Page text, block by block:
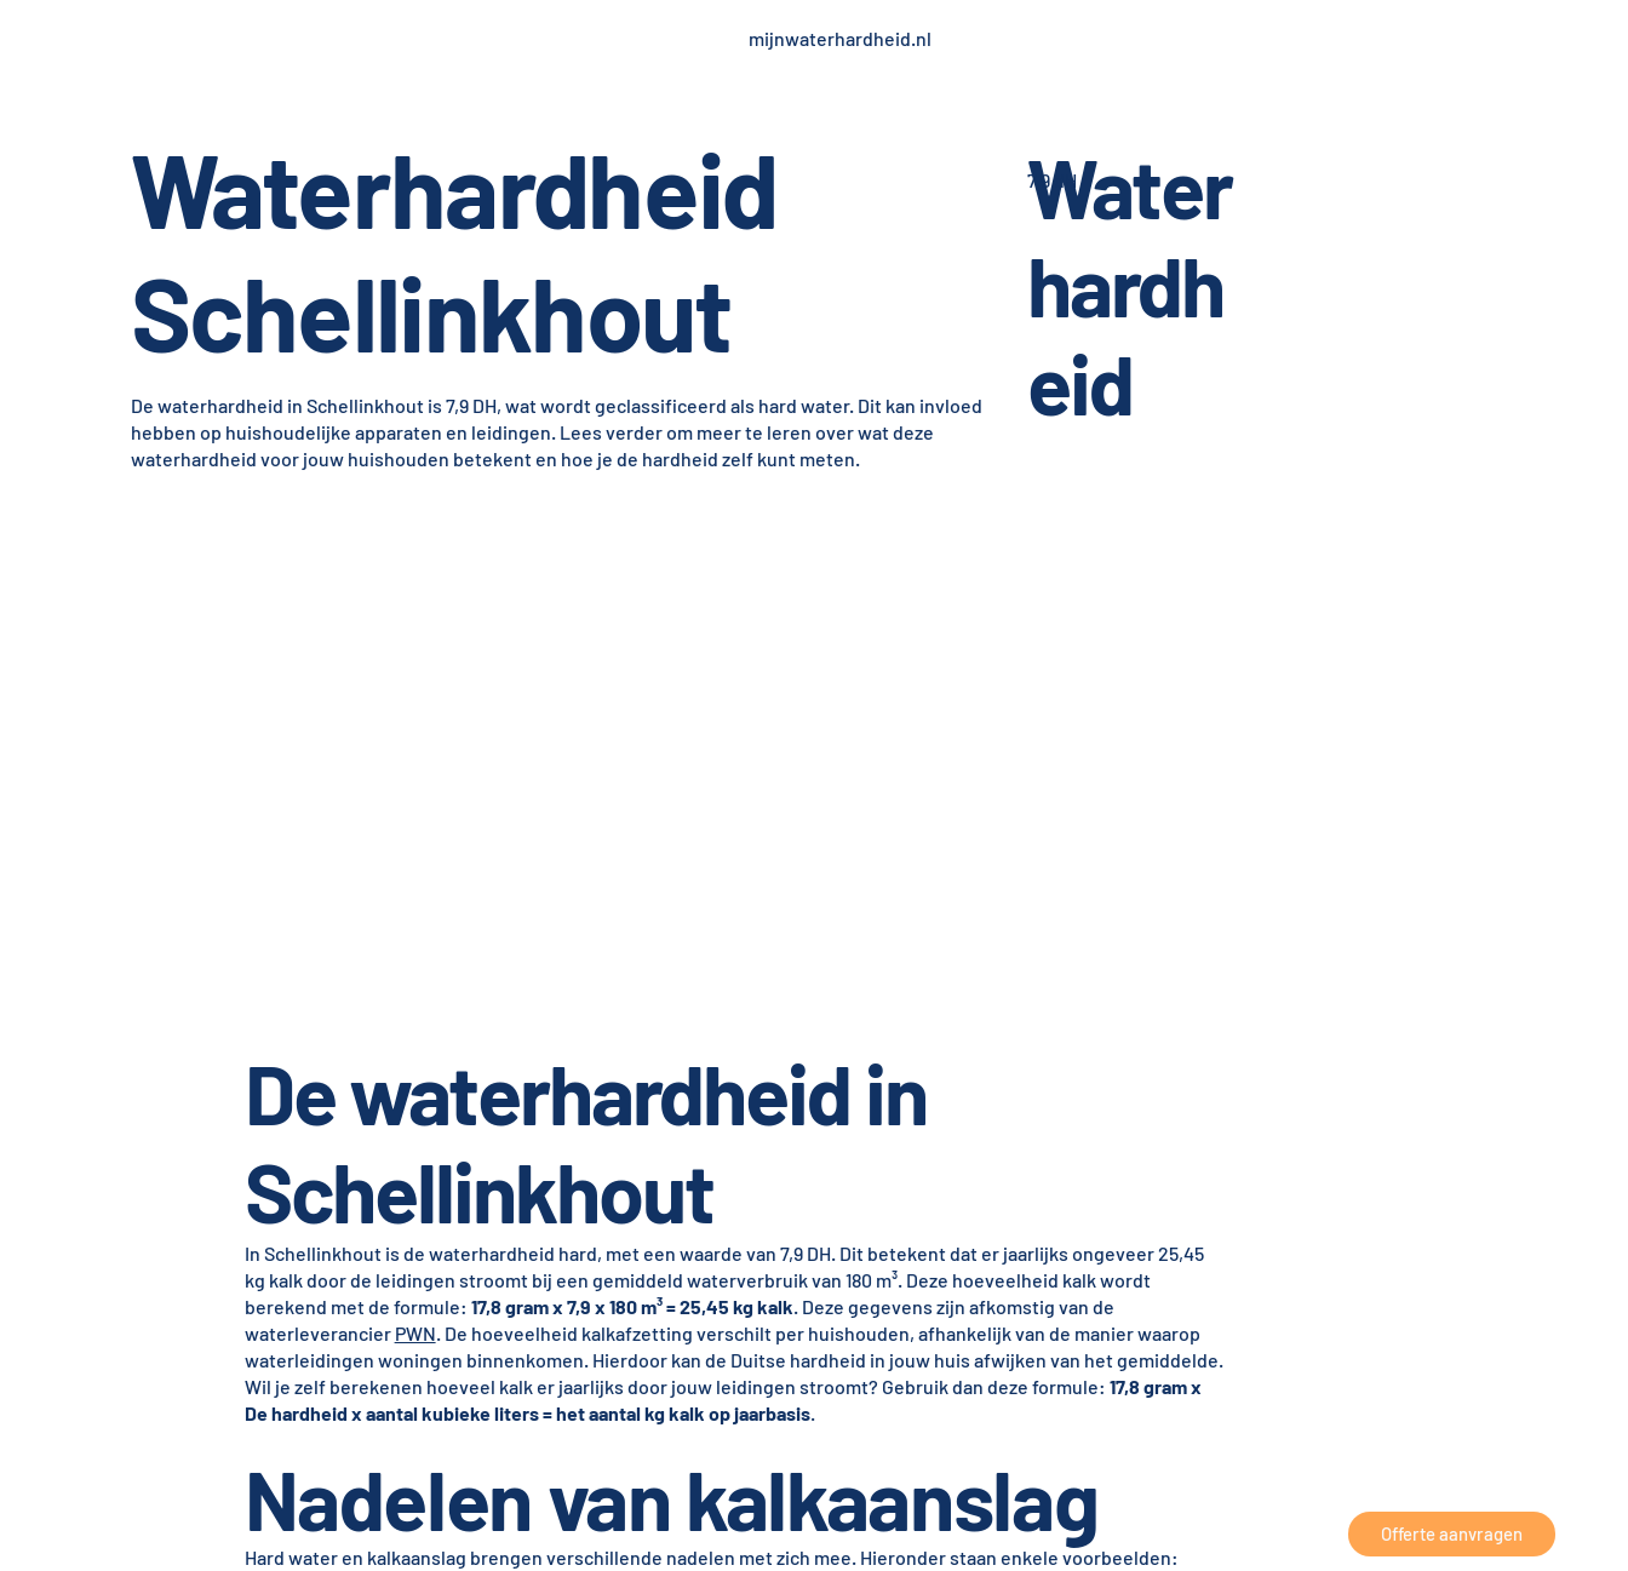
mijnwaterhardheid.nl
Waterhardheid
Schellinkhout
De waterhardheid in Schellinkhout is 7,9 DH, wat wordt geclassificeerd als hard water. Dit kan invloed
hebben op huishoudelijke apparaten en leidingen. Lees verder om meer te leren over wat deze
waterhardheid voor jouw huishouden betekent en hoe je de hardheid zelf kunt meten.
Water
hardh
eid
7,9 dH
De waterhardheid in
Schellinkhout
In Schellinkhout is de waterhardheid hard, met een waarde van 7,9 DH. Dit betekent dat er jaarlijks ongeveer 25,45
kg kalk door de leidingen stroomt bij een gemiddeld waterverbruik van 180 m³. Deze hoeveelheid kalk wordt
berekend met de formule: 17,8 gram x 7,9 x 180 m³ = 25,45 kg kalk. Deze gegevens zijn afkomstig van de
waterleverancier PWN. De hoeveelheid kalkafzetting verschilt per huishouden, afhankelijk van de manier waarop
waterleidingen woningen binnenkomen. Hierdoor kan de Duitse hardheid in jouw huis afwijken van het gemiddelde.
Wil je zelf berekenen hoeveel kalk er jaarlijks door jouw leidingen stroomt? Gebruik dan deze formule: 17,8 gram x
De hardheid x aantal kubieke liters = het aantal kg kalk op jaarbasis.
Nadelen van kalkaanslag
Hard water en kalkaanslag brengen verschillende nadelen met zich mee. Hieronder staan enkele voorbeelden:
Offerte aanvragen